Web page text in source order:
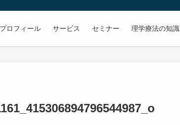
プロフィール サービス セミナー 理学療法の知識